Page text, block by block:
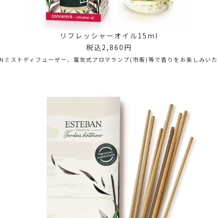
リフレッシャーオイル15ml
税込2,860円
ミストディフューザー、電気式アロマランプ(市販)等で香りをお楽しみい